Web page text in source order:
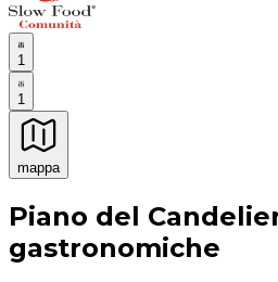
1
1
mappa
Esperienze culinarie
Piano del
gastronomiche